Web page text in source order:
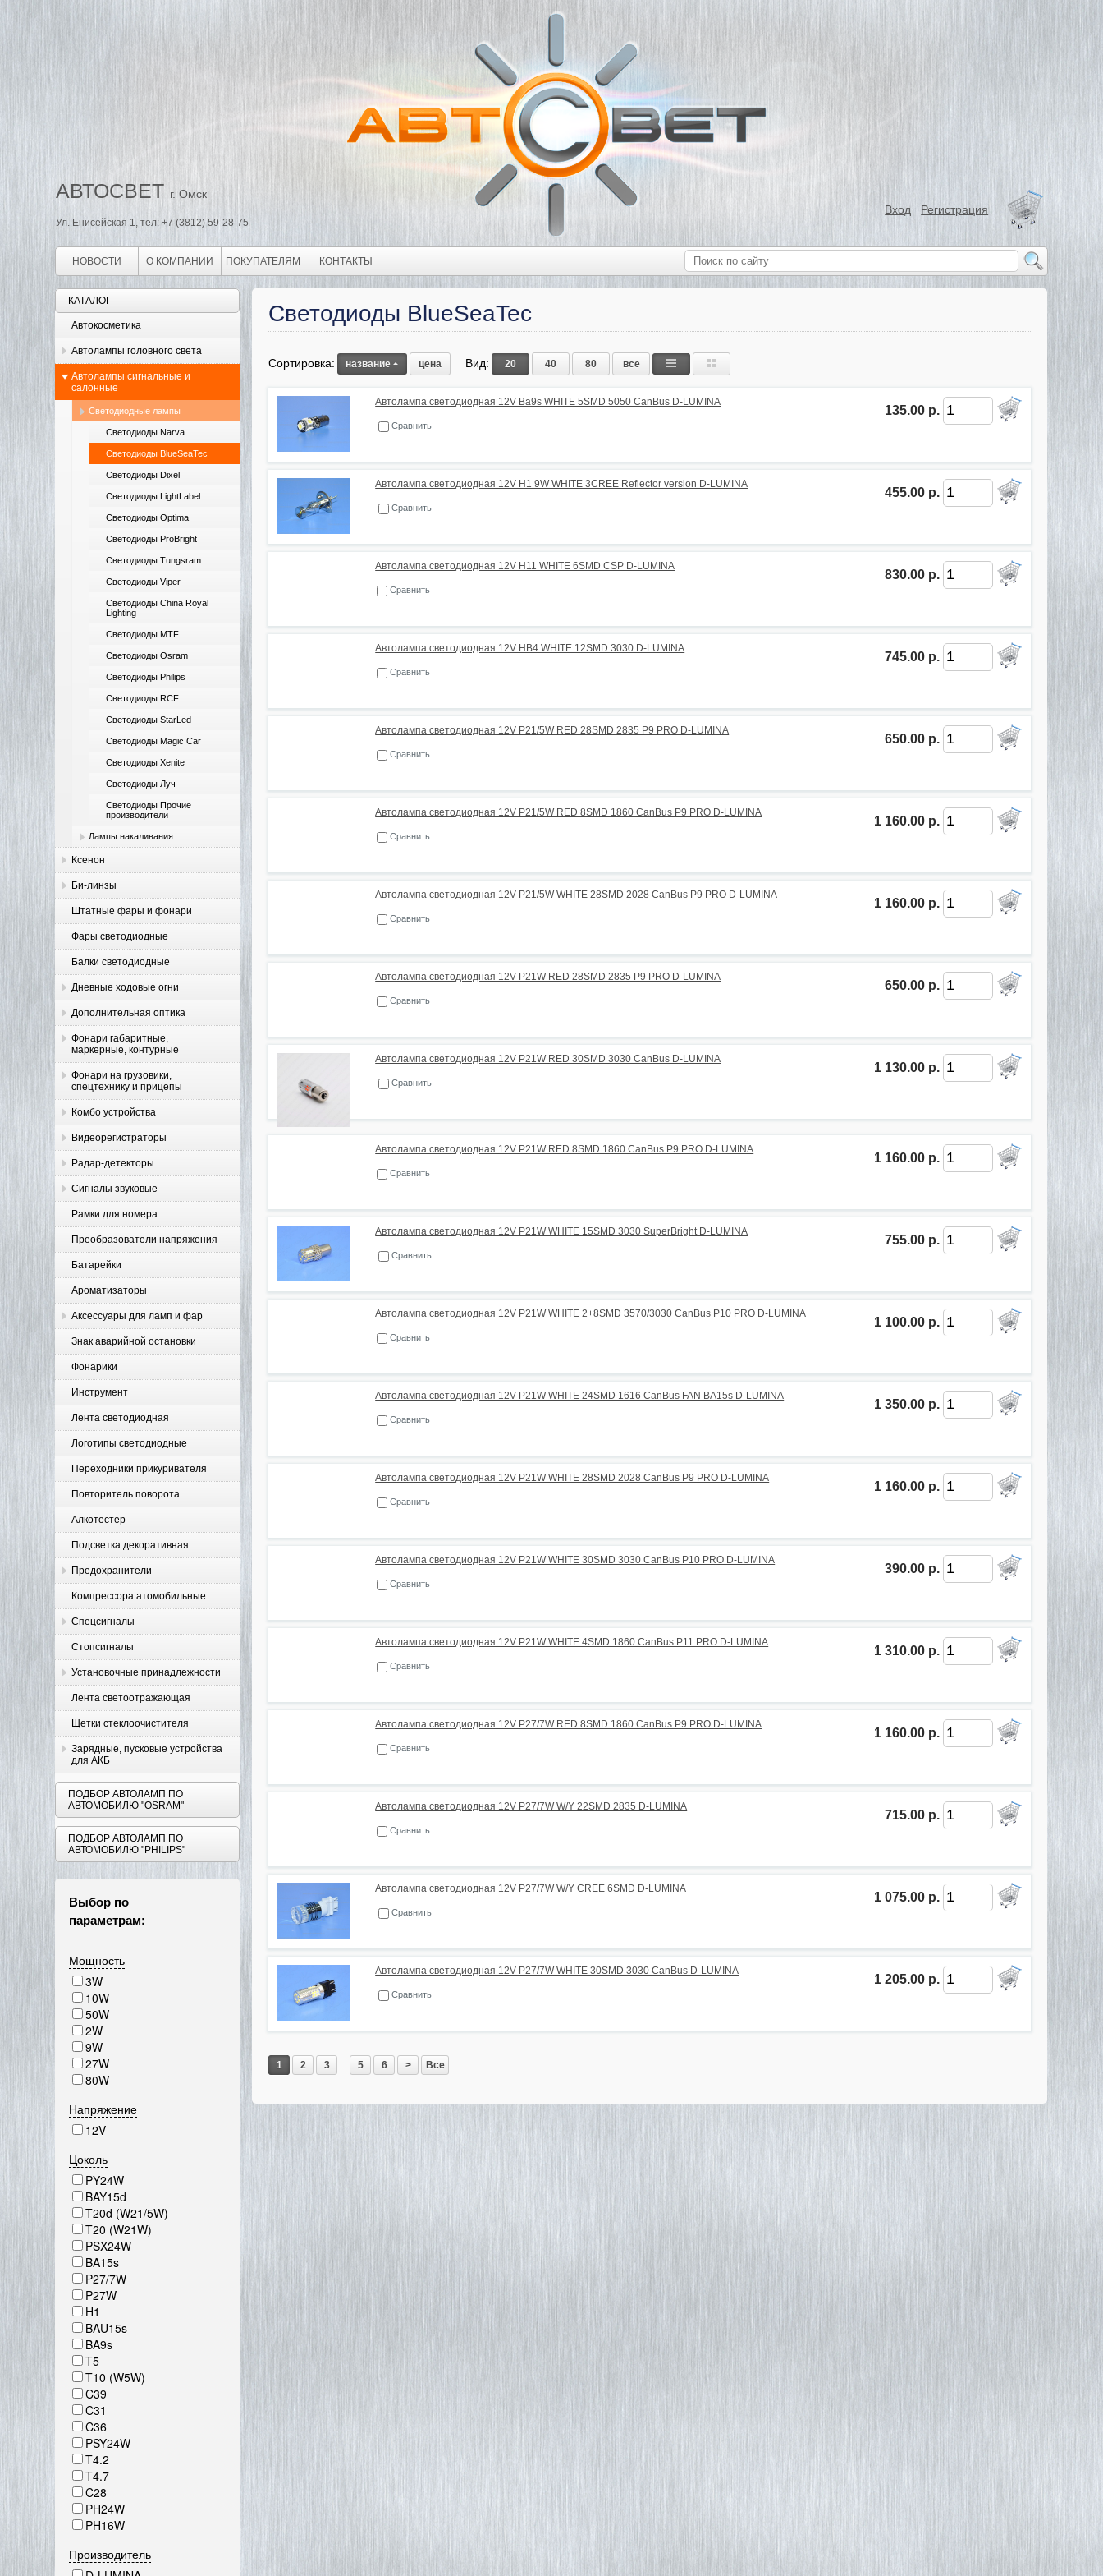
АВТОСВЕТ г. Омск
Ул. Енисейская 1, тел: +7 (3812) 59-28-75
Вход Регистрация
НОВОСТИ О КОМПАНИИ ПОКУПАТЕЛЯМ КОНТАКТЫ
КАТАЛОГ
Автокосметика
Автолампы головного света
Автолампы сигнальные и
салонные
Светодиодные лампы
Светодиоды Narva
Светодиоды BlueSeaTec
Светодиоды Dixel
Светодиоды LightLabel
Светодиоды Optima
Светодиоды ProBright
Светодиоды Tungsram
Светодиоды Viper
Светодиоды China Royal
Lighting
Светодиоды MTF
Светодиоды Osram
Светодиоды Philips
Светодиоды RCF
Светодиоды StarLed
Светодиоды Magic Car
Светодиоды Xenite
Светодиоды Луч
Светодиоды Прочие
производители
Лампы накаливания
Ксенон
Би-линзы
Штатные фары и фонари
Фары светодиодные
Балки светодиодные
Дневные ходовые огни
Дополнительная оптика
Фонари габаритные,
маркерные, контурные
Фонари на грузовики,
спецтехнику и прицепы
Комбо устройства
Видеорегистраторы
Радар-детекторы
Сигналы звуковые
Рамки для номера
Преобразователи напряжения
Батарейки
Ароматизаторы
Аксессуары для ламп и фар
Знак аварийной остановки
Фонарики
Инструмент
Лента светодиодная
Логотипы светодиодные
Переходники прикуривателя
Повторитель поворота
Алкотестер
Подсветка декоративная
Предохранители
Компрессора атомобильные
Спецсигналы
Стопсигналы
Установочные принадлежности
Лента светоотражающая
Щетки стеклоочистителя
Зарядные, пусковые устройства
для АКБ
ПОДБОР АВТОЛАМП ПО
АВТОМОБИЛЮ "OSRAM"
ПОДБОР АВТОЛАМП ПО
АВТОМОБИЛЮ "PHILIPS"
Выбор по
параметрам:
Мощность
3W
10W
50W
2W
9W
27W
80W
Напряжение
12V
Цоколь
PY24W
BAY15d
T20d (W21/5W)
T20 (W21W)
PSX24W
BA15s
P27/7W
P27W
H1
BAU15s
BA9s
T5
T10 (W5W)
C39
C31
C36
PSY24W
T4.2
T4.7
C28
PH24W
PH16W
Производитель
Светодиоды BlueSeaTec
Сортировка: название цена Вид: 20 40 80 все
135.00 р.
Автолампа светодиодная 12V Ba9s WHITE 5SMD 5050 CanBus D-LUMINA
Сравнить
455.00 р.
Автолампа светодиодная 12V H1 9W WHITE 3CREE Reflector version D-LUMINA
Сравнить
830.00 р.
Автолампа светодиодная 12V H11 WHITE 6SMD CSP D-LUMINA
Сравнить
745.00 р.
Автолампа светодиодная 12V HB4 WHITE 12SMD 3030 D-LUMINA
Сравнить
650.00 р.
Автолампа светодиодная 12V P21/5W RED 28SMD 2835 P9 PRO D-LUMINA
Сравнить
1 160.00 р.
Автолампа светодиодная 12V P21/5W RED 8SMD 1860 CanBus P9 PRO D-LUMINA
Сравнить
1 160.00 р.
Автолампа светодиодная 12V P21/5W WHITE 28SMD 2028 CanBus P9 PRO D-LUMINA
Сравнить
650.00 р.
Автолампа светодиодная 12V P21W RED 28SMD 2835 P9 PRO D-LUMINA
Сравнить
1 130.00 р.
Автолампа светодиодная 12V P21W RED 30SMD 3030 CanBus D-LUMINA
Сравнить
1 160.00 р.
Автолампа светодиодная 12V P21W RED 8SMD 1860 CanBus P9 PRO D-LUMINA
Сравнить
755.00 р.
Автолампа светодиодная 12V P21W WHITE 15SMD 3030 SuperBright D-LUMINA
Сравнить
1 100.00 р.
Автолампа светодиодная 12V P21W WHITE 2+8SMD 3570/3030 CanBus P10 PRO D-LUMINA
Сравнить
1 350.00 р.
Автолампа светодиодная 12V P21W WHITE 24SMD 1616 CanBus FAN BA15s D-LUMINA
Сравнить
1 160.00 р.
Автолампа светодиодная 12V P21W WHITE 28SMD 2028 CanBus P9 PRO D-LUMINA
Сравнить
390.00 р.
Автолампа светодиодная 12V P21W WHITE 30SMD 3030 CanBus P10 PRO D-LUMINA
Сравнить
1 310.00 р.
Автолампа светодиодная 12V P21W WHITE 4SMD 1860 CanBus P11 PRO D-LUMINA
Сравнить
1 160.00 р.
Автолампа светодиодная 12V P27/7W RED 8SMD 1860 CanBus P9 PRO D-LUMINA
Сравнить
715.00 р.
Автолампа светодиодная 12V P27/7W W/Y 22SMD 2835 D-LUMINA
Сравнить
1 075.00 р.
Автолампа светодиодная 12V P27/7W W/Y CREE 6SMD D-LUMINA
Сравнить
1 205.00 р.
Автолампа светодиодная 12V P27/7W WHITE 30SMD 3030 CanBus D-LUMINA
Сравнить
1 2 3 ... 5 6 > Все